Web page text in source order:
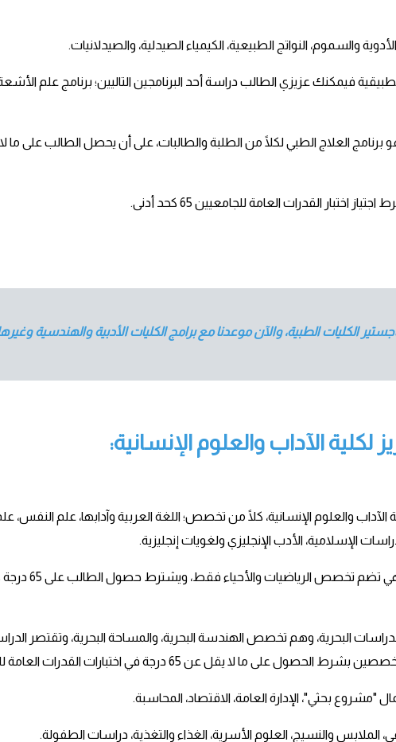
والسموم، النواتج الطبيعية، الكيمياء الصيدلية، والصيدلانيات.
فيمكنك عزيزي الطالب دراسة أحد البرنامجين التاليين؛ برنامج علم
القدرات العامة للجامعيين 65 كحد أدنى.
الكليات الطبية، والآن موعدنا مع برامج الكليات الأدبية والهندسية
الآداب والعلوم الإنسانية:
والعلوم الإنسانية، كلًا من تخصص؛ اللغة العربية وآدابها، علم النفس، علم
الإسلامية، الأدب الإنجليزي ولغويات إنجليزية.
فهي تضم تخصص
البحرية، وهم تخصص الهندسة البحرية، والمساحة البحرية، وتقتصر
الحصول على ما لا يقل عن 65 درجة في اختبارات القدرات العامة للجامعيين.
"مشروع بحثي"، الإدارة العامة، الاقتصاد، المحاسبة.
والنسيج، العلوم الأسرية، الغذاء والتغذية، دراسات الطفولة.